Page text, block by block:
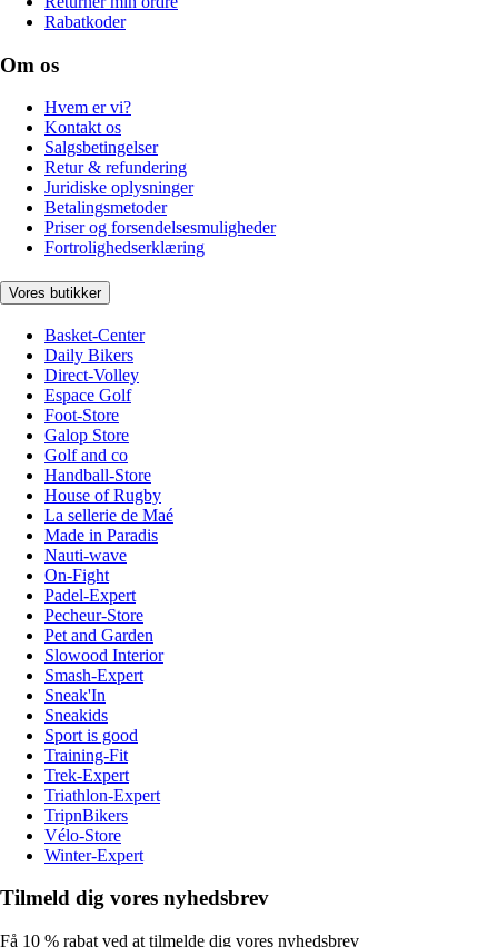
Rabatkoder
Om os
Hvem er vi?
Kontakt os
Salgsbetingelser
Retur & refundering
Juridiske oplysninger
Betalingsmetoder
Priser og forsendelsesmuligheder
Fortrolighedserklæring
Vores butikker
Basket-Center
Daily Bikers
Direct-Volley
Espace Golf
Foot-Store
Galop Store
Golf and co
Handball-Store
House of Rugby
La sellerie de Maé
Made in Paradis
Nauti-wave
On-Fight
Padel-Expert
Pecheur-Store
Pet and Garden
Slowood Interior
Smash-Expert
Sneak'In
Sneakids
Sport is good
Training-Fit
Trek-Expert
Triathlon-Expert
TripnBikers
Vélo-Store
Winter-Expert
Tilmeld dig vores nyhedsbrev
Få 10 % rabat ved at tilmelde dig vores nyhedsbrev